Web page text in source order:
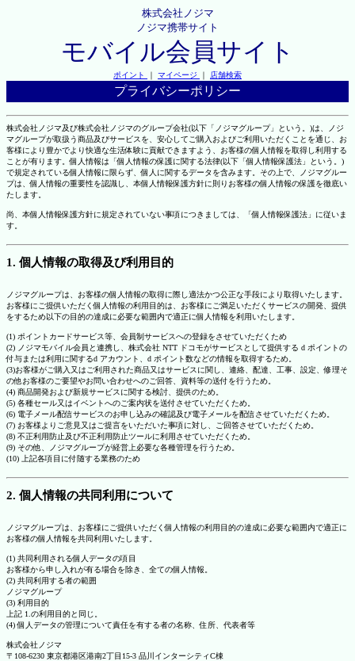
株式会社ノジマ
ノジマ携帯サイト
モバイル会員サイト
ポイント ｜ マイページ ｜ 店舗検索
プライバシーポリシー
株式会社ノジマ及び株式会社ノジマのグループ会社(以下「ノジマグループ」という。)は、ノジ
マグループが取扱う商品及びサービスを、安心してご購入およびご利用いただくことを通じ、お
客様により豊かでより快適な生活体験に貢献できますよう、お客様の個人情報を取得し利用する
ことが有ります。個人情報は「個人情報の保護に関する法律(以下「個人情報保護法」という。)
で規定されている個人情報に限らず、個人に関するデータを含みます。その上で、ノジマグルー
プは、個人情報の重要性を認識し、本個人情報保護方針に則りお客様の個人情報の保護を徹底い
たします。
尚、本個人情報保護方針に規定されていない事項につきましては、「個人情報保護法」に従いま
す。
1. 個人情報の取得及び利用目的
ノジマグループは、お客様の個人情報の取得に際し適法かつ公正な手段により取得いたします。
お客様にご提供いただく個人情報の利用目的は、お客様にご満足いただくサービスの開発、提供
をするため以下の目的の達成に必要な範囲内で適正に個人情報を利用いたします。
(1) ポイントカードサービス等、会員制サービスへの登録をさせていただくため
(2) ノジマモバイル会員と連携し、株式会社 NTT ドコモがサービスとして提供する d ポイントの
付与または利用に関するd アカウント、d ポイント数などの情報を取得するため。
(3)お客様がご購入又はご利用された商品又はサービスに関し、連絡、配達、工事、設定、修理そ
の他お客様のご要望やお問い合わせへのご回答、資料等の送付を行うため。
(4) 商品開発および新規サービスに関する検討、提供のため。
(5) 各種セール又はイベントへのご案内状を送付させていただくため。
(6) 電子メール配信サービスのお申し込みの確認及び電子メールを配信させていただくため。
(7) お客様よりご意見又はご提言をいただいた事項に対し、ご回答させていただくため。
(8) 不正利用防止及び不正利用防止ツールに利用させていただくため。
(9) その他、ノジマグループが経営上必要な各種管理を行うため。
(10) 上記各項目に付随する業務のため
2. 個人情報の共同利用について
ノジマグループは、お客様にご提供いただく個人情報の利用目的の達成に必要な範囲内で適正に
お客様の個人情報を共同利用いたします。
(1) 共同利用される個人データの項目
お客様から申し入れが有る場合を除き、全ての個人情報。
(2) 共同利用する者の範囲
ノジマグループ
(3) 利用目的
上記 1.の利用目的と同じ。
(4) 個人データの管理について責任を有する者の名称、住所、代表者等
株式会社ノジマ
〒108-6230 東京都港区港南2丁目15-3 品川インターシティC棟